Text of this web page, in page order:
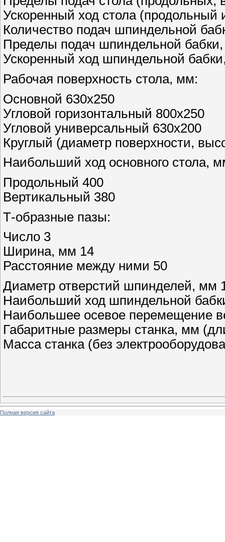
Ускоренный ход стола
Количество подач шпиндельной
Пределы подач шпиндельной
Ускоренный ход шпиндельной
Рабочая поверхность стола, мм:
Основной 630х250
Угловой горизонтальный 800х250
Угловой универсальный 630х200
Круглый (диаметр поверхности,
Наибольший ход основного стола,
Продольный 400
Вертикальный 380
Т-образные пазы:
Число 3
Ширина, мм 14
Расстояние между ними 50
Диаметр отверстий шпинделей, мм
Наибольший ход шпиндельной
Наибольшее осевое перемещение
Габаритные размеры станка, мм
Масса станка (без
Полная версия сайта